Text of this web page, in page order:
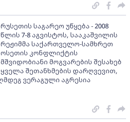
რუსეთის საგარეო უწყება - 2008
წლის 7-8 აგვისტოს, სააკაშვილის
რეჟიმმა საქართველო-სამხრეთ
ოსეთის კონფლიქტის
მშვიდობიანი მოგვარების შესახებ
ყველა შეთანხმების დარღვევით,
ვერაგული აგრესია